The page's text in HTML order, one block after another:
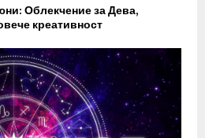
Облекчение за Дева,
креативност